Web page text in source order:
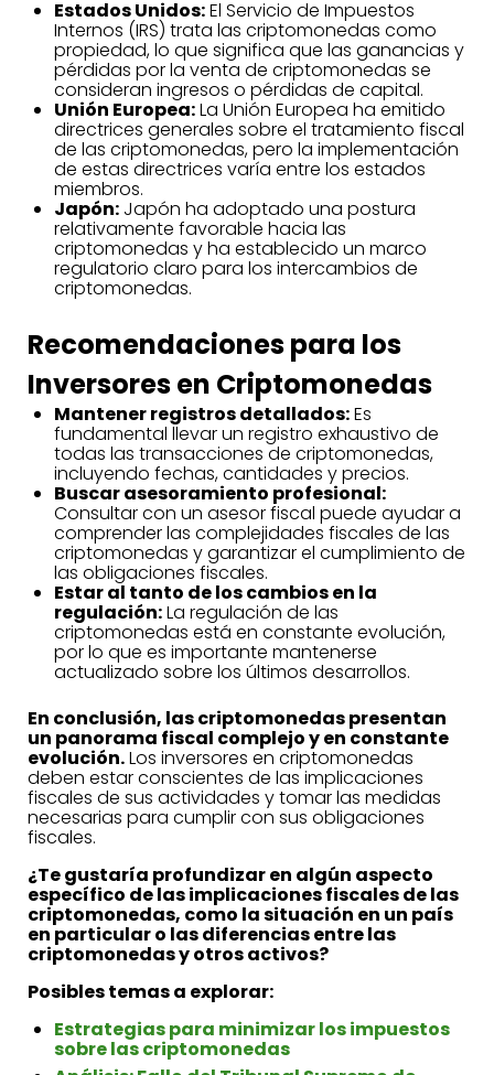
Estados Unidos:El Servicio de Impuestos
Internos (IRS) trata las criptomonedas como
propiedad, lo que significa que las ganancias y
pérdidas por la venta de criptomonedas se
consideran ingresos o pérdidas de capital.
Unión Europea:La Unión Europea ha emitido
directrices generales sobre el tratamiento fiscal
de las criptomonedas, pero la implementación
de estas directrices varía entre los estados
miembros.
Japón: Japón ha adoptado una postura
relativamente favorable hacia las
criptomonedas y ha establecido un marco
regulatorio claro para los intercambios de
criptomonedas.
Recomendaciones para los
Inversores en Criptomonedas
Mantener registros detallados:Es
fundamental llevar un registro exhaustivo de
todas las transacciones de criptomonedas,
incluyendo fechas, cantidades y precios.
Buscar asesoramiento profesional:
Consultar con un asesor fiscal puede ayudar a
comprender las complejidades fiscales de las
criptomonedas y garantizar el cumplimiento de
las obligaciones fiscales.
Estar al tanto de los cambios en la
regulación:La regulación de las
criptomonedas está en constante evolución,
por lo que es importante mantenerse
actualizado sobre los últimos desarrollos.
En conclusión, las criptomonedas presentan
un panorama fiscal complejo y en constante
evolución.Los inversores en criptomonedas
deben estar conscientes de las implicaciones
fiscales de sus actividades y tomar las medidas
necesarias para cumplir con sus obligaciones
fiscales.
¿Te gustaría profundizar en algún aspecto
específico de las implicaciones fiscales de las
criptomonedas, como la situación en un país
en particular o las diferencias entre las
criptomonedas y otros activos?
Posibles temas a explorar:
Estrategias para minimizar los impuestos
sobre las criptomonedas